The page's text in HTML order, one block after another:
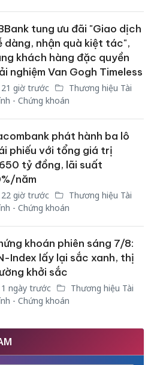
tung ưu đãi "Giao dịch
dàng, nhận quà kiệt tác",
khách hàng đặc quyền
nghiệm Van Gogh Timeless
21 giờ trước
Thương hiệu Tài
- Chứng khoán
phát hành ba lô
phiếu với tổng giá trị
tỷ đồng, lãi suất
năm
22 giờ trước
Thương hiệu Tài
- Chứng khoán
khoán phiên sáng 7/8:
Index lấy lại sắc xanh, thị
khởi sắc
1 ngày trước
Thương hiệu Tài
- Chứng khoán